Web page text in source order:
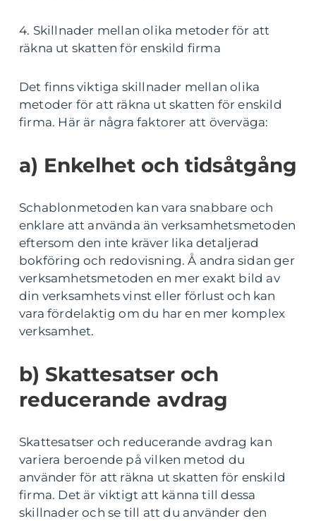
4. Skillnader mellan olika metoder för att
räkna ut skatten för enskild firma
Det finns viktiga skillnader mellan olika
metoder för att räkna ut skatten för enskild
firma. Här är några faktorer att överväga:
a) Enkelhet och tidsåtgång
Schablonmetoden kan vara snabbare och
enklare att använda än verksamhetsmetoden
eftersom den inte kräver lika detaljerad
bokföring och redovisning. Å andra sidan ger
verksamhetsmetoden en mer exakt bild av
din verksamhets vinst eller förlust och kan
vara fördelaktig om du har en mer komplex
verksamhet.
b) Skattesatser och
reducerande avdrag
Skattesatser och reducerande avdrag kan
variera beroende på vilken metod du
använder för att räkna ut skatten för enskild
firma. Det är viktigt att känna till dessa
skillnader och se till att du använder den